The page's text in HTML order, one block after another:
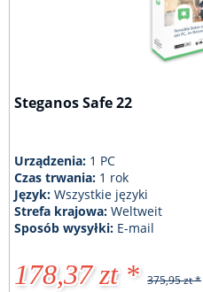
Steganos Safe 22
Urządzenia: 1 PC
Czas trwania: 1 rok
Język:Wszystkie języki
Strefa krajowa:Weltweit
Sposób wysyłki: E-mail
178,37 zt * 375,95 zt *